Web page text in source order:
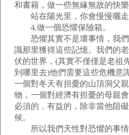
和書籍，做一些無緣無故的快樂
站在陽光里，你會慢慢曬走
4.做一個恐懼保險箱。
恐懼其實不是壞事情，我們
識那里獲得這些記憶。我們的
伏的世界，(其實不僅僅是老祖
到哪里去)他們需要這些危機意
一個對冬天有担憂的山頂洞父
物，一個對經濟有担憂的母親
必須的，有益的，除非當他阻
候。
所以我們天性對恐懼的事情